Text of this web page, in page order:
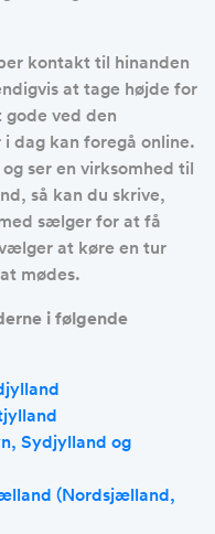
kontakt til hinanden
at tage højde for
ved den
dag kan foregå online.
ser en virksomhed til
så kan du skrive,
sælger for at få
at køre en tur
mødes.
i følgende
Sydjylland og
(Nordsjælland,